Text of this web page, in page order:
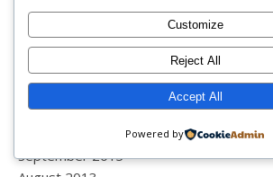
February 2014
January 2014
December 2013
November 2013
September 2013
Customize
Reject All
Accept All
Powered by